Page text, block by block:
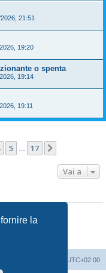
la
21:51
19:20
o spenta
19:14
19:11
5 17
Vai a
UTC+02:00